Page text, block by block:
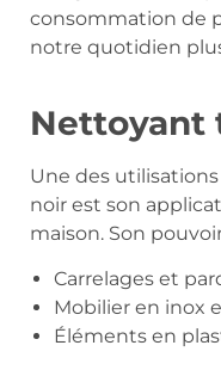
consommation de
notre quotidien
Nettoyant
Une des
noir est son
maison. Son
Carrelages et
Mobilier en inox
Éléments en